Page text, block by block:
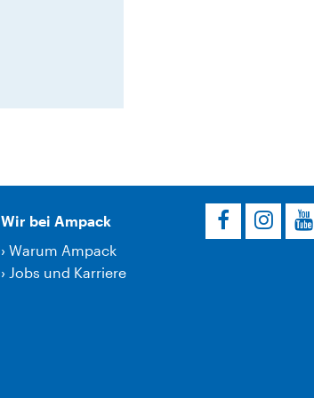
Wir bei Ampack
› Warum Ampack
› Jobs und Karriere